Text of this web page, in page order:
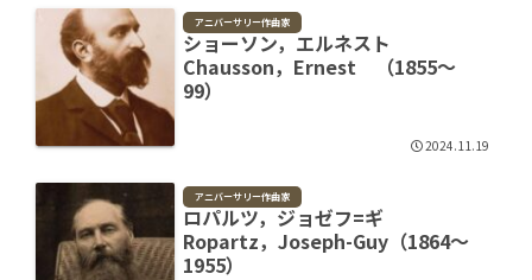
アニバーサリー作曲家
ショーソン，エルネスト
Chausson，Ernest （1855～
99）
2024.11.19
アニバーサリー作曲家
ロパルツ，ジョゼフ=ギ
Ropartz，Joseph-Guy（1864～
1955）